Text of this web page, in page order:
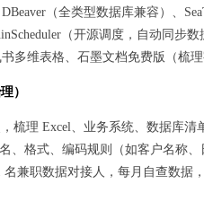
（全类型数据库兼容）、
（开源调度，自动同步数
多维表格、石墨文档免费版（梳
）
梳理 Excel、业务系统、数据库清
、格式、编码规则（如客户名称
兼职数据对接人，每月自查数据